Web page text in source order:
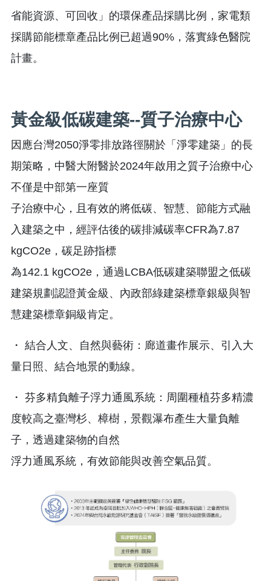
省能資源、可回收」的環保產品採購比例，家電類
採購節能標章產品比例已超過90%，落實綠色醫院
計畫。
黃金級低碳建築--質子治療中心
因應台灣2050淨零排放路徑關於「淨零建築」的長
期策略，中醫大附醫於2024年啟用之質子治療中心
不僅是中部第一座質
子治療中心，且有效的將低碳、智慧、節能方式融
入建築之中，經評估後的碳排減碳率CFR為7.87
kgCO2e，碳足跡指標
為142.1 kgCO2e，通過LCBA低碳建築聯盟之低碳
建築規劃認證黃金級、內政部綠建築標章銀級與智
慧建築標章銅級肯定。
・ 結合人文、自然與藝術：廊道畫作展示、引入大
量日照、結合地景的動線。
・ 芬多精負離子浮力通風系統：周圍種植芬多精濃
度較高之臺灣杉、樟樹，景觀瀑布產生大量負離
子，透過建築物的自然
浮力通風系統，有效節能與改善空氣品質。